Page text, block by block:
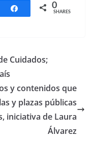
Share 0
SHARES
Cuidados;
y contenidos que
y plazas públicas
iniciativa de Laura
Álvarez